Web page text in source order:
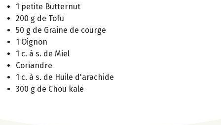
1 petite Butternut
200 g de Tofu
50 g de Graine de courge
1 Oignon
1 c. à s. de Miel
Coriandre
1 c. à s. de Huile d'arachide
300 g de Chou kale